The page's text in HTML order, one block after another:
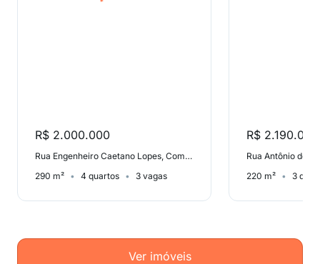
R$ 2.000.000
Rua Engenheiro Caetano Lopes, Comiteco
290 m²
4 quartos 3 vagas
R$ 2.190.000
Rua Antônio de
220 m²
3
Ver imóveis